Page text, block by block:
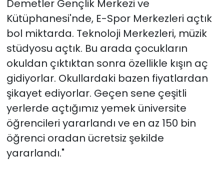
Demetler Gençlik Merkezi ve
Kütüphanesi'nde, E-Spor Merkezleri açtık
bol miktarda. Teknoloji Merkezleri, müzik
stüdyosu açtık. Bu arada çocukların
okuldan çıktıktan sonra özellikle kışın aç
gidiyorlar. Okullardaki bazen fiyatlardan
şikayet ediyorlar. Geçen sene çeşitli
yerlerde açtığımız yemek üniversite
öğrencileri yararlandı ve en az 150 bin
öğrenci oradan ücretsiz şekilde
yararlandı."